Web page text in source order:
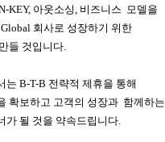
KEY, 아웃소싱, 비즈니스 모델을
회사로 성장하기 위한
들 것입니다.
는 B-T-B 전략적 제휴을 통해
확보하고 고객의 성장과 함께하는
가 될 것을 약속드립니다.